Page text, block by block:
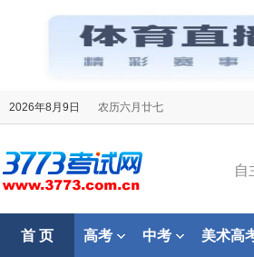
2026年8月9日 农历六月廿七
自
首 页 高考 中考 美术高